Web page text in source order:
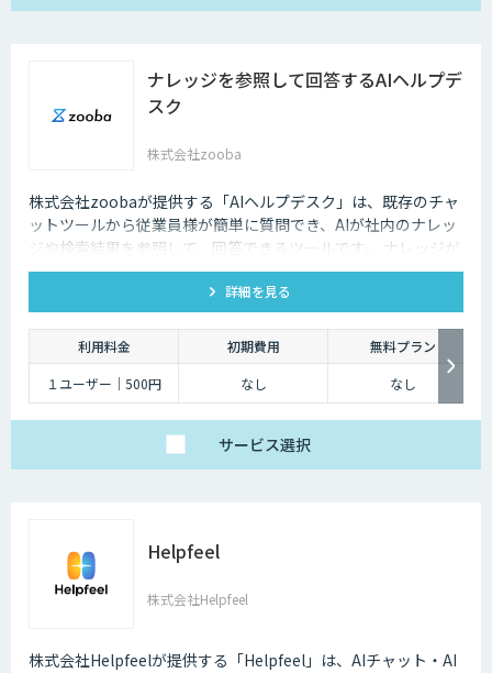
149,800円/月
ナレッジを参照して回答するAIヘルプデ
スク
株式会社zooba
株式会社zoobaが提供する「AIヘルプデスク」は、既存のチャ
ットツールから従業員様が簡単に質問でき、AIが社内のナレッ
ジや検索結果を参照して、回答できるツールです。 ナレッジが
ないものは、チケットが作成され、フィードバックを行うこと
でナレッジを追加が可能です。詳細を見る
利用料金 初期費用
無料プラン
１ユーザー｜500円
なし なし
サービス選択
Helpfeel
株式会社Helpfeel
株式会社Helpfeelが提供する「Helpfeel」は、AIチャット・AI